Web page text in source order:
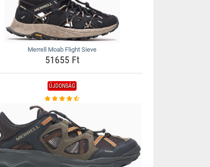
Merrell Moab Flight Sieve
51655 Ft
ÚJDONSÁG